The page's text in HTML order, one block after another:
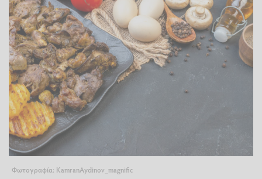
Φωτογραφία: KamranAydinov_magnific